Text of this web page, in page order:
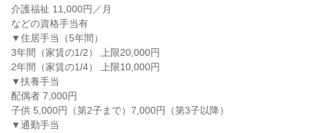
介護福祉 11,000円／月
などの資格手当有
▼住居手当（5年間）
3年間（家賃の1/2） 上限20,000円
2年間（家賃の1/4） 上限10,000円
▼扶養手当
配偶者 7,000円
子供 5,000円（第2子まで）7,000円（第3子以降）
▼通勤手当